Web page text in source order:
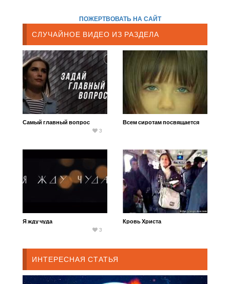
ПОЖЕРТВОВАТЬ НА САЙТ
СЛУЧАЙНОЕ ВИДЕО ИЗ РАЗДЕЛА
Самый главный вопрос
3
Всем сиротам посвящается
Я жду чуда
3
Кровь Христа
ИНТЕРЕСНАЯ СТАТЬЯ